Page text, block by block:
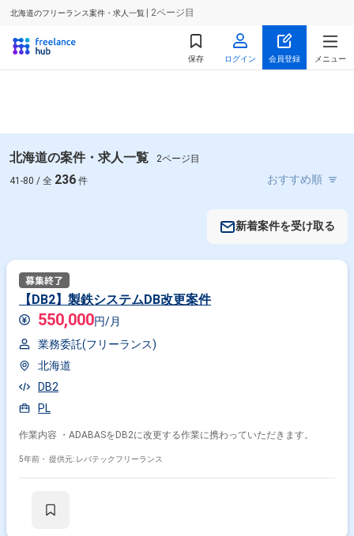
北海道のフリーランス案件・求人一覧 | 2ページ目
保存 ログイン 会員登録 メニュー
北海道の案件・求人一覧
2ページ目
41-80 / 全 236 件
新着案件を受け取る
【DB2】製鉄システムDB改更案件
550,000円/月
業務委託(フリーランス)
北海道
DB2
PL
作業内容 ・ADABASをDB2に改更する作業に携わっていただきます。
5年前・ 提供元: レバテックフリーランス